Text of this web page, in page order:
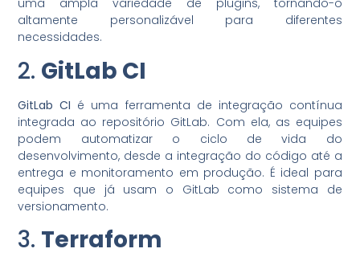
uma ampla variedade de plugins, tornando-o
altamente personalizável para diferentes
necessidades.
2. GitLab CI
GitLab CI é uma ferramenta de integração contínua
integrada ao repositório GitLab. Com ela, as equipes
podem automatizar o ciclo de vida do
desenvolvimento, desde a integração do código até a
entrega e monitoramento em produção. É ideal para
equipes que já usam o GitLab como sistema de
versionamento.
3. Terraform